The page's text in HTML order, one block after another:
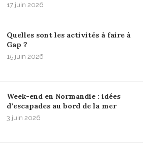
17 juin 2026
Quelles sont les activités à faire à
Gap ?
15 juin 2026
Week-end en Normandie : idées
d’escapades au bord de la mer
3 juin 2026